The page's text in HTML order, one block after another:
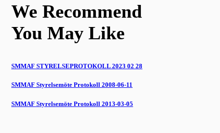
We Recommend
You May Like
SMMAF STYRELSEPROTOKOLL 2023 02 28
SMMAF Styrelsemöte Protokoll 2008-06-11
SMMAF Styrelsemöte Protokoll 2013-03-05